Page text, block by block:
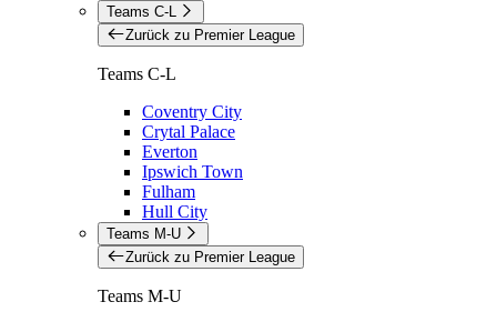
Teams C-L
Zurück zu Premier League
Teams C-L
Coventry City
Crytal Palace
Everton
Ipswich Town
Fulham
Hull City
Teams M-U
Zurück zu Premier League
Teams M-U